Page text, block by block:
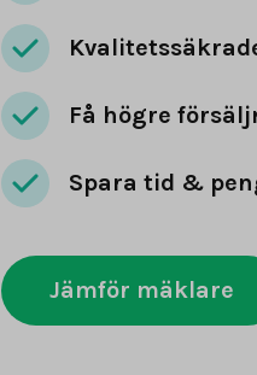
Få högre
Spara tid &
Jämför mäklare